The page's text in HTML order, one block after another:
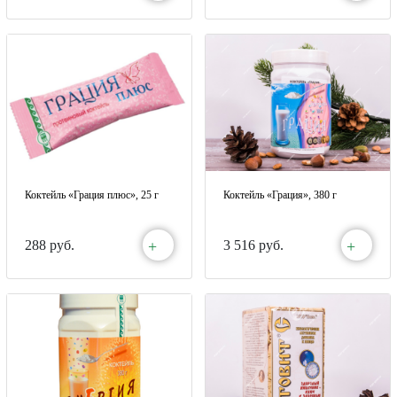
Коктейль «Грация плюс», 25 г
288 руб. +
Коктейль «Грация», 380 г
3 516 руб. +